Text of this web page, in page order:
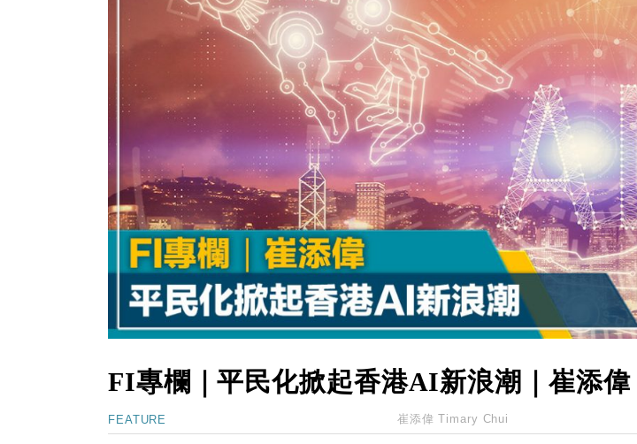
財經｜本港6月零售額連升14個月 珠寶鐘錶銷售升勢最強
財經｜滙控重啟最多10億美元回購 派息比率目標維持50%
財經｜SA售股自救後再出手 斥4億美元押注未上市公司
11:30 財經｜精星香港夥菜鳥拓全球智慧倉儲市場 加快海外市場落地
14:50 地產｜大酒店中期轉賺2300萬元 斥21億翻新香港及東京半島
國際｜特朗普赴洛杉磯高球場活動前 男子攜槍彈被捕
12:30 財經｜香港7月PMI回落至51 企業擴張放慢兼縮減人手
11:40 財經｜黑石傳再籌逾360億美元 支援Anthropic租用Google晶片
10:57 財經｜美商務部擬擴大金屬關稅範圍 14類產品或加徵25%
18:15 本地｜新世界K11 9月升級會員制度 增鉑金卡級別鎖定高消費客群
17:40 財經｜本港6月零售額連升14個月 珠寶鐘錶銷售升勢最強
16:33 財經｜滙控重啟最多10億美元回購 派息比率目標維持50%
FI專欄｜平民化掀起香港AI新浪潮｜崔添偉
FEATURE 崔添偉 Timary Chui